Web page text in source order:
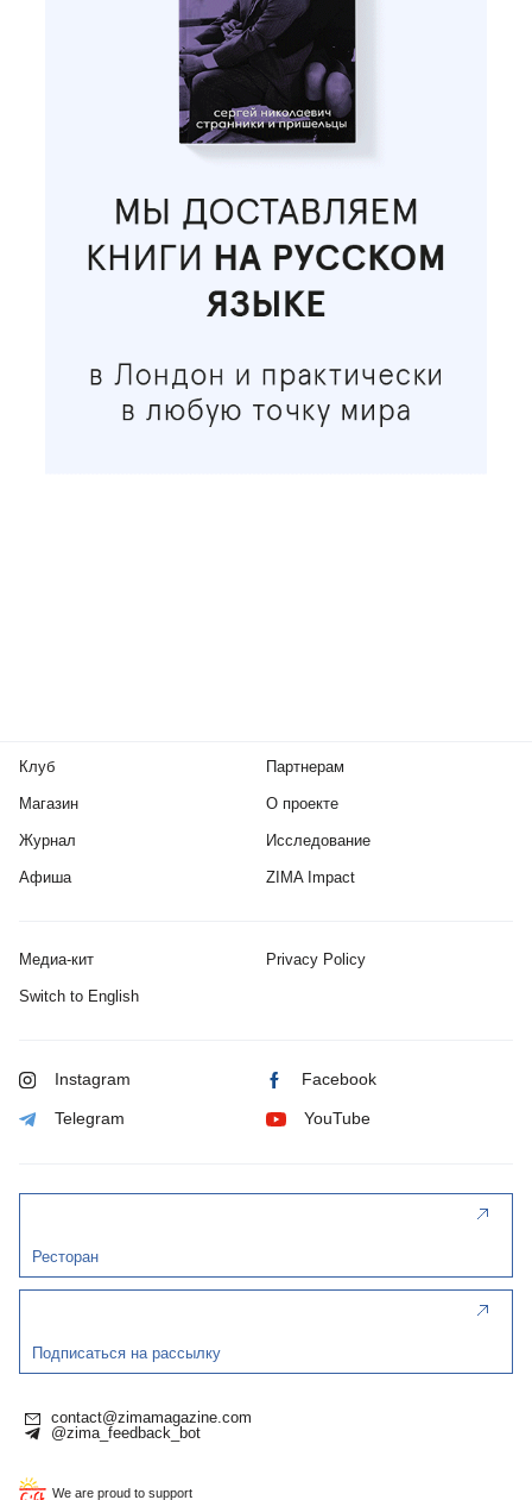
Клуб
Магазин
Журнал
Афиша
Партнерам
О проекте
Исследование
ZIMA Impact
Медиа-кит Privacy Policy
Switch to English
Instagram Facebook
Telegram YouTube
Ресторан
Подписаться на рассылку
contact@zimamagazine.com
@zima_feedback_bot
We are proud to support